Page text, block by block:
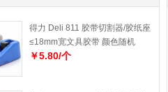
得力 Deli 811 胶带切割器/胶纸座
≤18mm宽文具胶带 颜色随机
￥5.80/个